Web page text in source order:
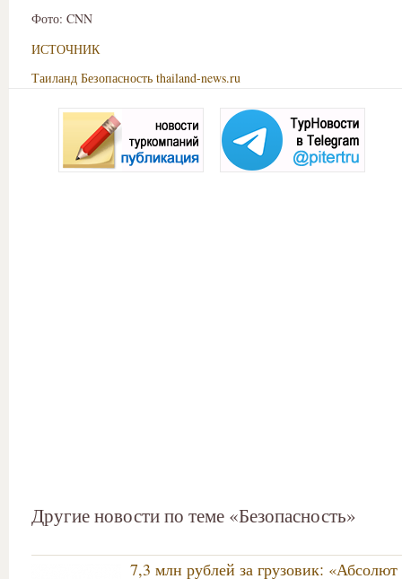
Фото: CNN
ИСТОЧНИК
Таиланд Безопасность thailand-news.ru
Другие новости по теме «Безопасность»
7,3 млн рублей за грузовик: «Абсолют